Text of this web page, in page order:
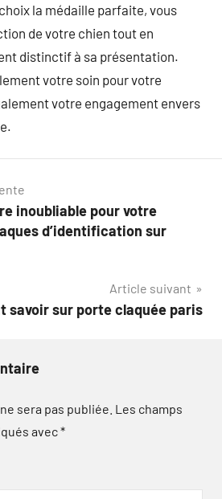
la médaille parfaite, vous
de votre chien tout en
distinctif à sa présentation.
votre soin pour votre
votre engagement envers
inoubliable pour votre
d’identification sur
Article suivant
savoir sur porte claquée paris
sera pas publiée. Les champs
avec*